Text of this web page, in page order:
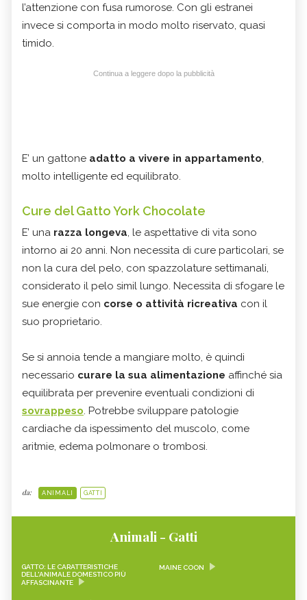
l’attenzione con fusa rumorose. Con gli estranei
invece si comporta in modo molto riservato, quasi
timido.
Continua a leggere dopo la pubblicità
E’ un gattone adatto a vivere in appartamento,
molto intelligente ed equilibrato.
Cure del Gatto York Chocolate
E’ una razza longeva, le aspettative di vita sono
intorno ai 20 anni. Non necessita di cure particolari, se
non la cura del pelo, con spazzolature settimanali,
considerato il pelo simil lungo. Necessita di sfogare le
sue energie con corse o attività ricreativa con il
suo proprietario.
Se si annoia tende a mangiare molto, è quindi
necessario curare la sua alimentazione affinché sia
equilibrata per prevenire eventuali condizioni di
sovrappeso. Potrebbe sviluppare patologie
cardiache da ispessimento del muscolo, come
aritmie, edema polmonare o trombosi.
da: ANIMALI GATTI
Animali - Gatti
GATTO: LE CARATTERISTICHE
DELL'ANIMALE DOMESTICO PIÙ
AFFASCINANTE
MAINE COON